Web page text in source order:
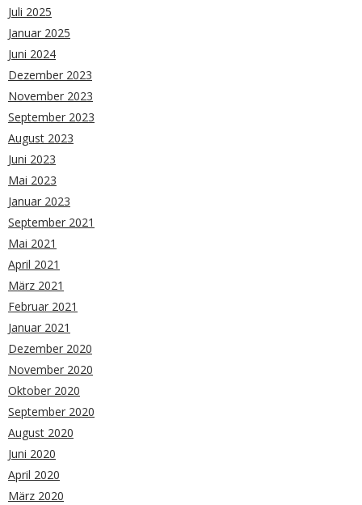
Juli 2025
Januar 2025
Juni 2024
Dezember 2023
November 2023
September 2023
August 2023
Juni 2023
Mai 2023
Januar 2023
September 2021
Mai 2021
April 2021
März 2021
Februar 2021
Januar 2021
Dezember 2020
November 2020
Oktober 2020
September 2020
August 2020
Juni 2020
April 2020
März 2020